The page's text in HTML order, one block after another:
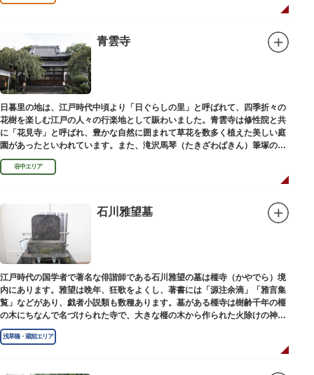
青雲寺
日暮里の地は、江戸時代中頃より「日ぐらしの里」と呼ばれて、四季折々の
花樹を楽しむ江戸の人々の行楽地として賑わいました。青雲寺は修性院と共
に「花見寺」と呼ばれ、豊かな自然に囲まれて草花を数多く植えた美しい庭
園があったといわれています。また、滝沢馬琴（たきざわばきん）筆塚の碑
があります。
谷中エリア
石川雅望墓
江戸時代の国学者で著名な俳諧師である石川雅望の墓は榧寺（かやでら）境
内にあります。雅望は晩年、狂歌をよくし、著書には「源注余滴」「雅言集
覧」などがあり、戯者小説類も数種あります。墓がある榧寺は樹齢千年の榧
の木にちなんで名づけられた寺で、大きな榧の木から作られた火除けの神、
秋葉権現で知られています。
浅草橋・蔵前エリア